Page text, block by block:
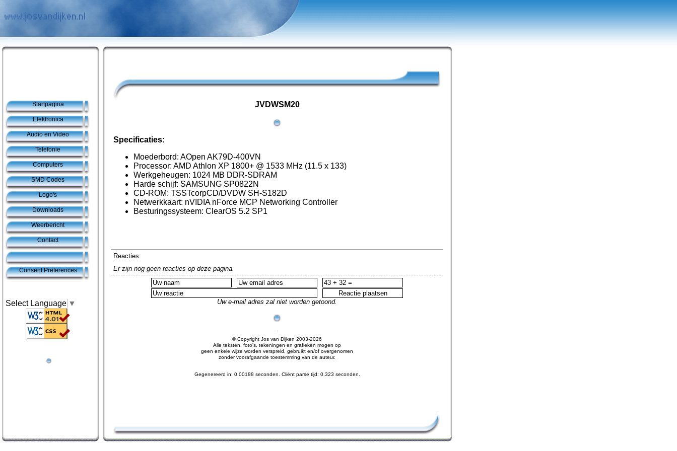
Startpagina
Elektronica
Audio en Video
Telefonie
Computers
SMD Codes
Logo's
Downloads
Weerbericht
Contact
Consent Preferences
Select Language ▼
JVDWSM20
Specificaties:
Moederbord: AOpen AK79D-400VN
Processor: AMD Athlon XP 1800+ @ 1533 MHz (11.5 x 133)
Werkgeheugen: 1024 MB DDR-SDRAM
Harde schijf: SAMSUNG SP0822N
CD-ROM: TSSTcorpCD/DVDW SH-S182D
Netwerkkaart: nVIDIA nForce MCP Networking Controller
Besturingssysteem: ClearOS 5.2 SP1
Reacties:
Er zijn nog geen reacties op deze pagina.
Uw e-mail adres zal niet worden getoond.
© Copyright Jos van Dijken 2003-2026
Alle teksten, foto's, tekeningen en grafieken mogen op
geen enkele wijze worden verspreid, gebruikt en/of overgenomen
zonder voorafgaande toestemming van de auteur.
Gegenereerd in: 0.00188 seconden. Cliënt parse tijd: 0.323 seconden.